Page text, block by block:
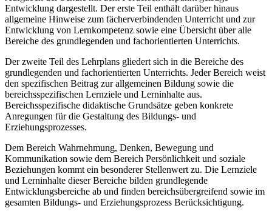
Entwicklung dargestellt. Der erste Teil enthält darüber hinaus
allgemeine Hinweise zum fächerverbindenden Unterricht und zur
Entwicklung von Lernkompetenz sowie eine Übersicht über alle
Bereiche des grundlegenden und fachorientierten Unterrichts.
Der zweite Teil des Lehrplans gliedert sich in die Bereiche des
grundlegenden und fachorientierten Unterrichts. Jeder Bereich weist
den spezifischen Beitrag zur allgemeinen Bildung sowie die
bereichsspezifischen Lernziele und Lerninhalte aus.
Bereichsspezifische didaktische Grundsätze geben konkrete
Anregungen für die Gestaltung des Bildungs- und
Erziehungsprozesses.
Dem Bereich Wahrnehmung, Denken, Bewegung und
Kommunikation sowie dem Bereich Persönlichkeit und soziale
Beziehungen kommt ein besonderer Stellenwert zu. Die Lernziele
und Lerninhalte dieser Bereiche bilden grundlegende
Entwicklungsbereiche ab und finden bereichsübergreifend sowie im
gesamten Bildungs- und Erziehungsprozess Berücksichtigung.